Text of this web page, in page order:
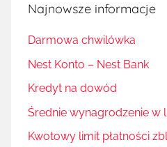
Najnowsze informacje
Darmowa chwilówka
Nest Konto – Nest Bank
Kredyt na dowód
Średnie wynagrodzenie w
Kwotowy limit płatności